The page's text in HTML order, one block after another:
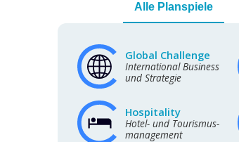
Alle Planspiele
Global Challenge
International Business
und Strategie
Hospitality
Hotel- und Tourismus-
management